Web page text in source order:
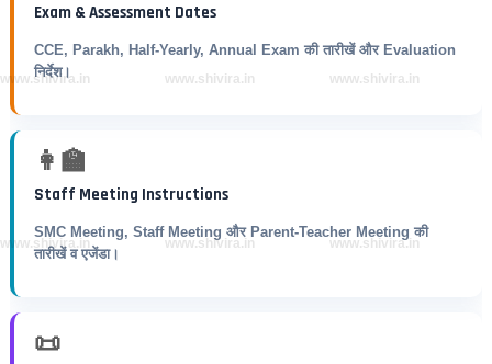
Exam & Assessment Dates
CCE, Parakh, Half-Yearly, Annual Exam की तारीखें और Evaluation
निर्देश।
👩‍🏫
Staff Meeting Instructions
SMC Meeting, Staff Meeting और Parent-Teacher Meeting की
तारीखें व एजेंडा।
📜
www.shivira.in
www.shivira.in
www.shivira.in
www.shivira.in
www.shivira.in
www.shivira.in